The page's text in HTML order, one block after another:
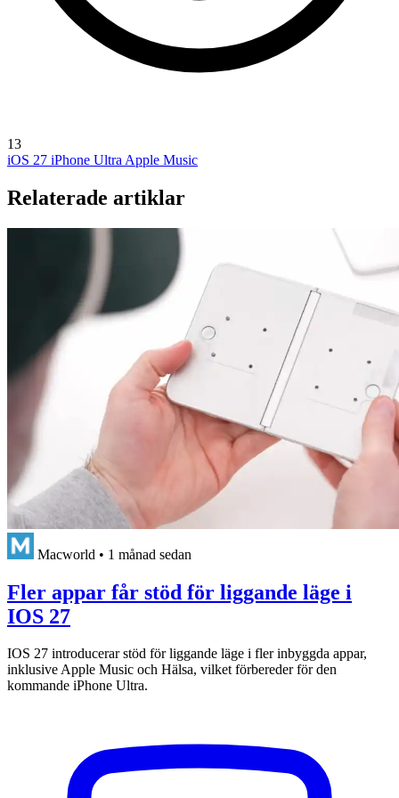
13
iOS 27 iPhone Ultra Apple Music
Relaterade artiklar
Macworld • 1 månad sedan
Fler appar får stöd för liggande läge i
IOS 27
IOS 27 introducerar stöd för liggande läge i fler inbyggda appar,
inklusive Apple Music och Hälsa, vilket förbereder för den
kommande iPhone Ultra.